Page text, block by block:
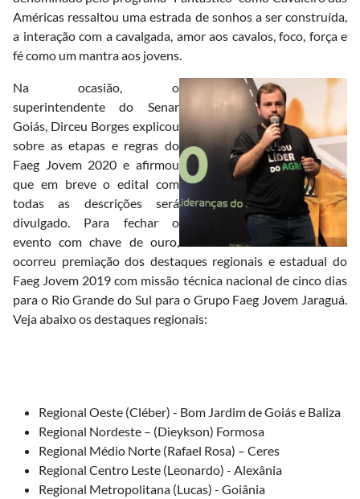
Américas ressaltou uma estrada de sonhos a ser construída,
a interação com a cavalgada, amor aos cavalos, foco, força e
fé como um mantra aos jovens.
Na ocasião, o
superintendente do Senar
Goiás, Dirceu Borges explicou
sobre as etapas e regras do
Faeg Jovem 2020 e afirmou
que em breve o edital com
todas as descrições será
divulgado. Para fechar o
evento com chave de ouro,
ocorreu premiação dos destaques regionais e estadual do
Faeg Jovem 2019 com missão técnica nacional de cinco dias
para o Rio Grande do Sul para o Grupo Faeg Jovem Jaraguá.
Veja abaixo os destaques regionais:
Regional Oeste (Cléber) - Bom Jardim de Goiás e Baliza
Regional Nordeste – (Dieykson) Formosa
Regional Médio Norte (Rafael Rosa) – Ceres
Regional Centro Leste (Leonardo) - Alexânia
Regional Metropolitana (Lucas) - Goiânia